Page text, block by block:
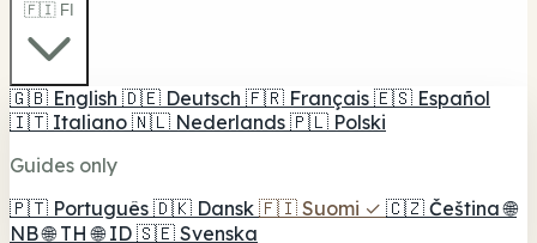
🇫🇮 FI
🇬🇧 English 🇩🇪 Deutsch 🇫🇷 Français 🇪🇸 Español
🇮🇹 Italiano 🇳🇱 Nederlands 🇵🇱 Polski
Guides only
🇵🇹 Português 🇩🇰 Dansk 🇫🇮 Suomi ✓ 🇨🇿 Čeština 🌐
NB 🌐 TH 🌐 ID 🇸🇪 Svenska